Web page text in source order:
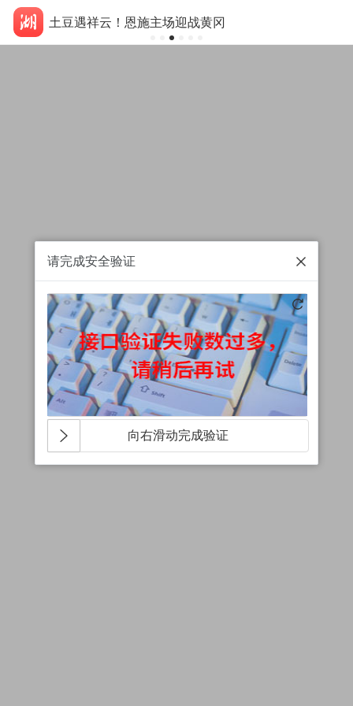
土豆遇祥云！恩施主场迎战黄冈
请完成安全验证
向右滑动完成验证